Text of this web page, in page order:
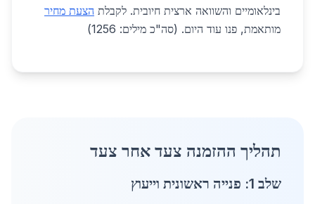
בינלאומיים והשוואה ארצית חיובית. לקבלת הצעת מחיר
מותאמת, פנו עוד היום. (סה"כ מילים: 1256)
תהליך ההזמנה צעד אחר צעד
שלב 1: פנייה ראשונית וייעוץ